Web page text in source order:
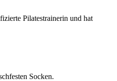
Pilatestrainerin und hat
Socken.